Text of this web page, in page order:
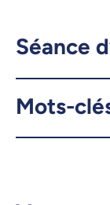
Séance
Mots-